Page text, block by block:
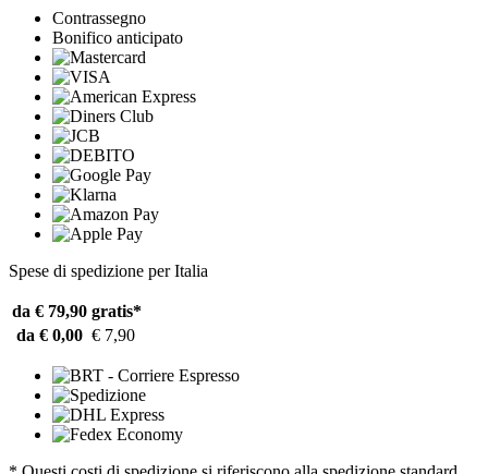
Contrassegno
Bonifico anticipato
Spese di spedizione per Italia
da € 79,90 gratis*
da € 0,00 € 7,90